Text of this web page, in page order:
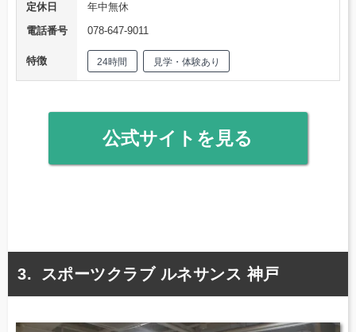
定休日
年中無休
電話番号
078-647-9011
特徴 24時間 見学・体験あり
公式サイトを見る
スポーツクラブ ルネサンス 神戸